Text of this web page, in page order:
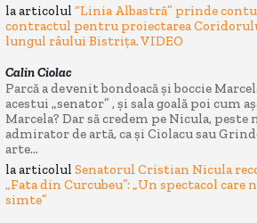
la articolul “Linia Albastră” prinde
contractul pentru proiectarea
lungul râului Bistrița. VIDEO
Calin Ciolac
Parcă a devenit bondoacă și boccie
acestui „senator” , și sala goală poi cum
Marcela? Dar să credem pe Nicula, peste
admirator de artă, ca și Ciolacu sau
arte...
la articolul Senatorul Cristian Nicula
„Fata din Curcubeu”: „Un spectacol care
simte”